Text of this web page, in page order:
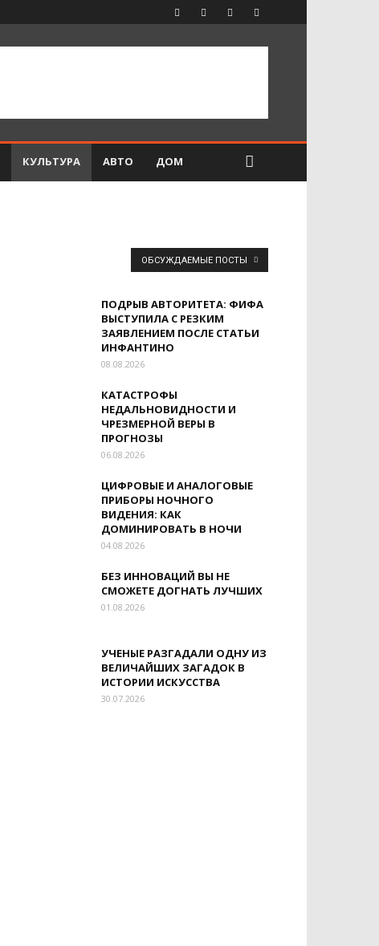
КУЛЬТУРА АВТО ДОМ
ОБСУЖДАЕМЫЕ ПОСТЫ
ПОДРЫВ АВТОРИТЕТА: ФИФА
ВЫСТУПИЛА С РЕЗКИМ
ЗАЯВЛЕНИЕМ ПОСЛЕ СТАТЬИ
ИНФАНТИНО
08.08.2026
КАТАСТРОФЫ
НЕДАЛЬНОВИДНОСТИ И
ЧРЕЗМЕРНОЙ ВЕРЫ В
ПРОГНОЗЫ
06.08.2026
ЦИФРОВЫЕ И АНАЛОГОВЫЕ
ПРИБОРЫ НОЧНОГО
ВИДЕНИЯ: КАК
ДОМИНИРОВАТЬ В НОЧИ
04.08.2026
БЕЗ ИННОВАЦИЙ ВЫ НЕ
СМОЖЕТЕ ДОГНАТЬ ЛУЧШИХ
01.08.2026
УЧЕНЫЕ РАЗГАДАЛИ ОДНУ ИЗ
ВЕЛИЧАЙШИХ ЗАГАДОК В
ИСТОРИИ ИСКУССТВА
30.07.2026